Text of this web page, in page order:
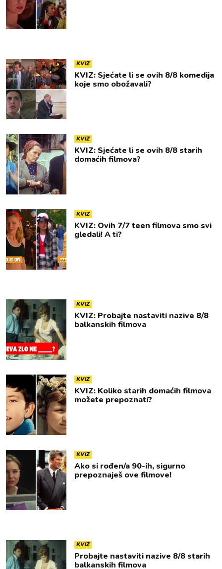
KVIZ
KVIZ: Sjećate li se ovih 8/8 komedija
koje smo obožavali?
KVIZ
KVIZ: Sjećate li se ovih 8/8 starih
domaćih filmova?
KVIZ
KVIZ: Ovih 7/7 teen filmova smo svi
gledali! A ti?
KVIZ
KVIZ: Probajte nastaviti nazive 8/8
balkanskih filmova
KVIZ
KVIZ: Koliko starih domaćih filmova
možete prepoznati?
KVIZ
Ako si rođen/a 90-ih, sigurno
prepoznaješ ove filmove!
KVIZ
Probajte nastaviti nazive 8/8 starih
balkanskih filmova